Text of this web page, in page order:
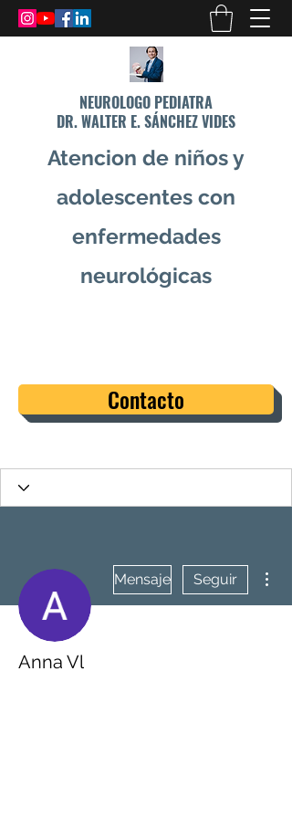
NEUROLOGO PEDIATRA
DR. WALTER E. SÁNCHEZ VIDES
Atencion de niños y
adolescentes con
enfermedades
neurológicas
Contacto
Mensaje Seguir
Anna Vl